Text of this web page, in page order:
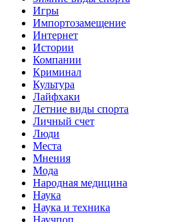
Игры
Импортозамещение
Интернет
Истории
Компании
Криминал
Культура
Лайфхаки
Летние виды спорта
Личный счет
Люди
Места
Мнения
Мода
Народная медицина
Наука
Наука и техника